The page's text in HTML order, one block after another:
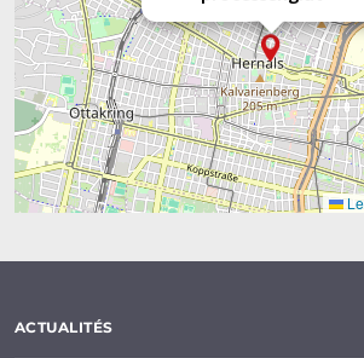
ACTUALITÉS